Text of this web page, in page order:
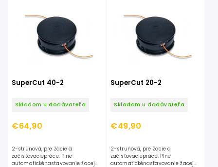
SuperCut 40-2
Skladom u dodávateľa
€64,90
2-strunová, pre žacie a
začisťovaciepráce. Plne
automatickénastavovanie žacej
SuperCut 20-2
Skladom u dodávateľa
€49,90
2-strunová, pre žacie a
začisťovaciepráce. Plne
automatickénastavovanie žacej